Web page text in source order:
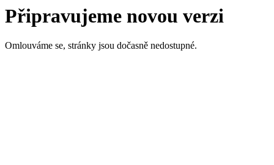
Připravujeme novou verzi
Omlouváme se, stránky jsou dočasně nedostupné.